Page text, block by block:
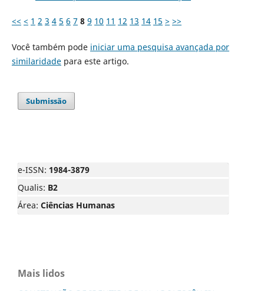
<< < 1 2 3 4 5 6 7 8 9 10 11 12 13 14 15 > >>
Você também pode iniciar uma pesquisa avançada por
similaridadepara este artigo.
Submissão
e-ISSN: 1984-3879
Qualis: B2
Área: Ciências Humanas
Mais lidos